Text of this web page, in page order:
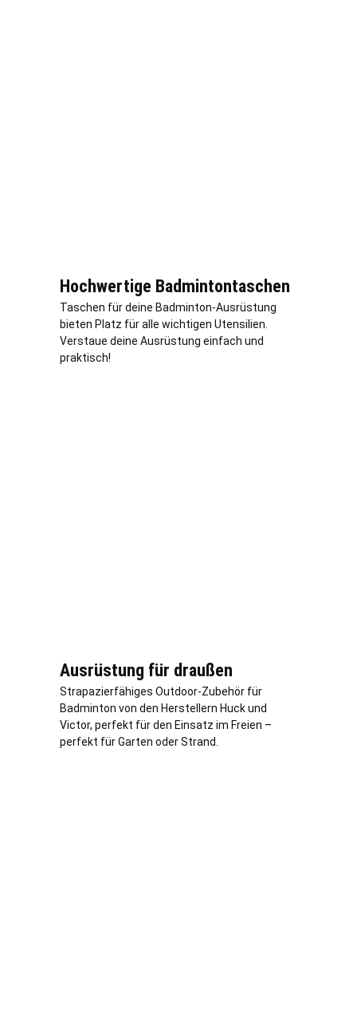
Hochwertige Badmintontaschen
Taschen für deine Badminton-Ausrüstung
bieten Platz für alle wichtigen Utensilien.
Verstaue deine Ausrüstung einfach und
praktisch!
Ausrüstung für draußen
Strapazierfähiges Outdoor-Zubehör für
Badminton von den Herstellern Huck und
Victor, perfekt für den Einsatz im Freien –
perfekt für Garten oder Strand.